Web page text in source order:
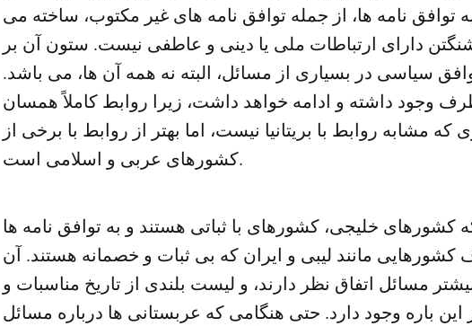
توافق نامه ها، از جمله توافق نامه های غیر مکتوب، ساخته می
دارای ارتباطات ملی یا دینی و عاطفی نیست. ستون آن بر
سیاسی در بسیاری از مسائل، البته نه همه آن ها، می باشد.
وجود داشته و ادامه خواهد داشت، زیرا روابط کاملاً همسان
مشابه روابط با بریتانیا نیست، اما بهتر از روابط با برخی از
کشورهای عربی و اسلامی است.
کشورهای خلیجی، کشورهای با ثباتی هستند و به توافق نامه ها
کشورهایی مانند لیبی و ایران که بی ثبات و خصمانه هستند. آن
مسائل اتفاق نظر دارند، و لیست بلندی از تاریخ مناسبات و
باره وجود دارد. حتی هنگامی که عربستانی ها درباره مسائل